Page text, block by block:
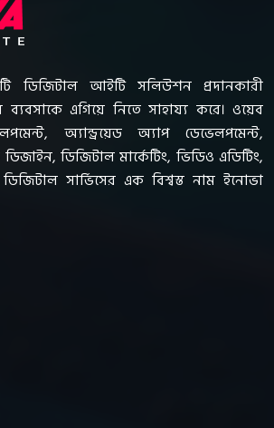
ডিজিটাল আইটি সলিউশন প্রদানকারী
ব্যবসাকে এগিয়ে নিতে সাহায্য করে। ওয়েব
অ্যান্ড্রয়েড অ্যাপ ডেভেলপমেন্ট,
ডিজিটাল মার্কেটিং, ভিডিও এডিটিং,
সার্ভিসের এক বিশ্বস্ত নাম ইনোভা